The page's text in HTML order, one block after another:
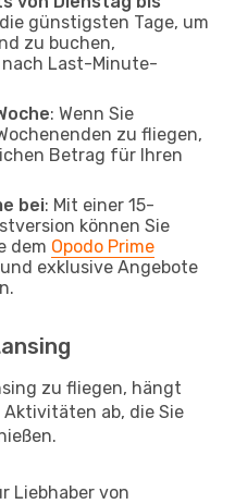
günstigsten Tage, um
zu buchen,
nach Last-Minute-
: Wenn Sie
zu fliegen,
Betrag für Ihren
bei: Mit einer 15-
können Sie
dem Opodo Prime
exklusive Angebote
zu fliegen, hängt
ab, die Sie
Liebhaber von